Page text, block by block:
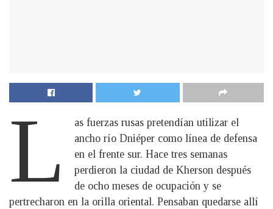
L
as fuerzas rusas pretendían utilizar el
ancho río Dniéper como línea de defensa
en el frente sur. Hace tres semanas
perdieron la ciudad de Kherson después
de ocho meses de ocupación y se
pertrecharon en la orilla oriental. Pensaban quedarse allí